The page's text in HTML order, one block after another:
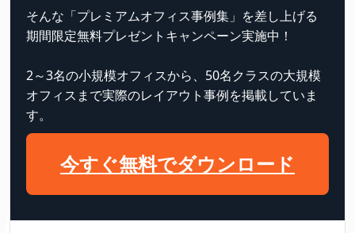
そんな「プレミアムオフィス事例集」を差し上げる
期間限定無料プレゼントキャンペーン実施中！
2～3名の小規模オフィスから、50名クラスの大規模
オフィスまで実際のレイアウト事例を掲載していま
す。
今すぐ無料でダウンロード